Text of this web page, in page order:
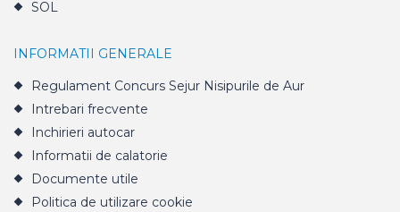
SOL
INFORMATII GENERALE
Regulament Concurs Sejur Nisipurile de Aur
Intrebari frecvente
Inchirieri autocar
Informatii de calatorie
Documente utile
Politica de utilizare cookie